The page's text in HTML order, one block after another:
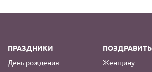
ПРАЗДНИКИ
День рождения
ПОЗДРАВИТЬ
Женщину